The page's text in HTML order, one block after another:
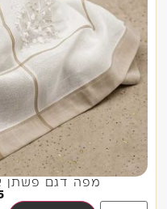
מפה דגם פשתן